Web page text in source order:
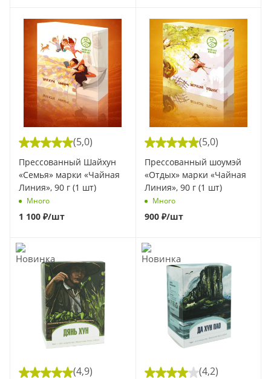
(5,0)
Прессованный Шайхун
«Семья» марки «Чайная
Линия», 90 г (1 шт)
Много
1 100 ₽/шт
(5,0)
Прессованный шоумэй
«Отдых» марки «Чайная
Линия», 90 г (1 шт)
Много
900₽/шт
(4,9) (4,2)